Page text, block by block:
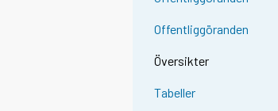
Offentliggöranden
Översikter
Tabeller